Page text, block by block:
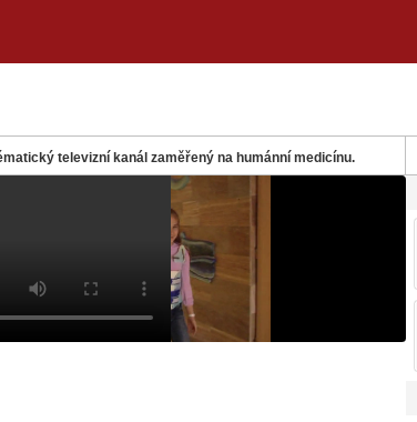
televizní kanál zaměřený na humánní medicínu.